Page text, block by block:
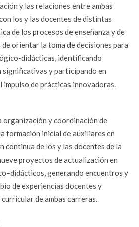
y las relaciones entre ambas
los y las docentes de distintas
de los procesos de enseñanza y de
orientar la toma de decisiones para
didácticas, identificando
significativas y participando en
impulso de prácticas innovadoras.
organización y coordinación de
formación inicial de auxiliares en
continua de los y las docentes de la
proyectos de actualización en
generando encuentros y
de experiencias docentes y
de ambas carreras.